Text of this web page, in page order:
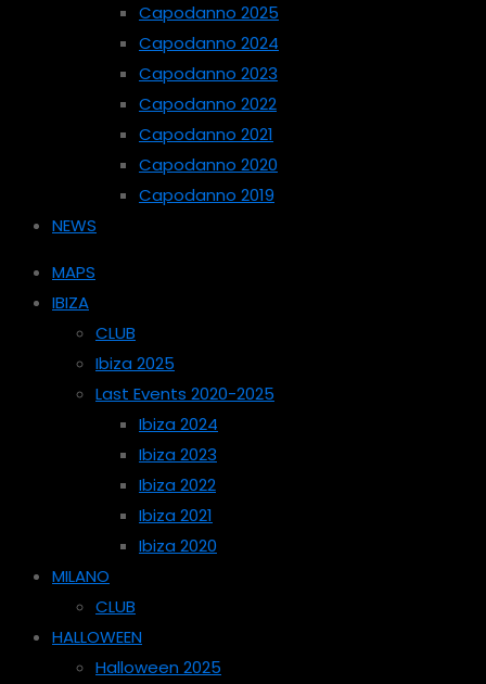
Capodanno 2025
Capodanno 2024
Capodanno 2023
Capodanno 2022
Capodanno 2021
Capodanno 2020
Capodanno 2019
NEWS
MAPS
IBIZA
CLUB
Ibiza 2025
Last Events 2020-2025
Ibiza 2024
Ibiza 2023
Ibiza 2022
Ibiza 2021
Ibiza 2020
MILANO
CLUB
HALLOWEEN
Halloween 2025